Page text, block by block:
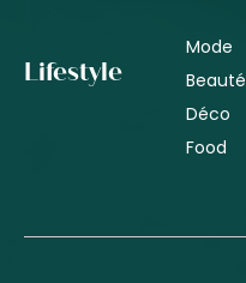
Lifestyle
Mode
Beauté
Déco
Food